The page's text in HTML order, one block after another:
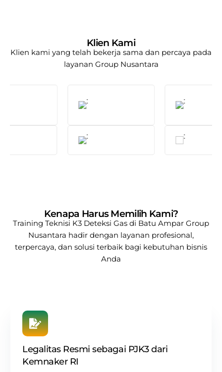
Klien Kami
Klien kami yang telah bekerja sama dan percaya pada
layanan Group Nusantara
Kenapa Harus Memilih Kami?
Training Teknisi K3 Deteksi Gas di Batu Ampar Group
Nusantara hadir dengan layanan profesional,
terpercaya, dan solusi terbaik bagi kebutuhan bisnis
Anda
Legalitas Resmi sebagai PJK3 dari
Kemnaker RI